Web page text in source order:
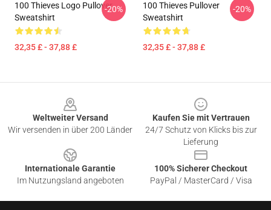
100 Thieves Logo Pullover
Sweatshirt
32,35 £ - 37,88 £
-20%
100 Thieves Pullover
Sweatshirt
32,35 £ - 37,88 £
-20%
Weltweiter Versand
Wir versenden in über 200 Länder
Kaufen Sie mit Vertrauen
24/7 Schutz von Klicks bis zur
Lieferung
Internationale Garantie
Im Nutzungsland angeboten
100% Sicherer Checkout
PayPal / MasterCard / Visa